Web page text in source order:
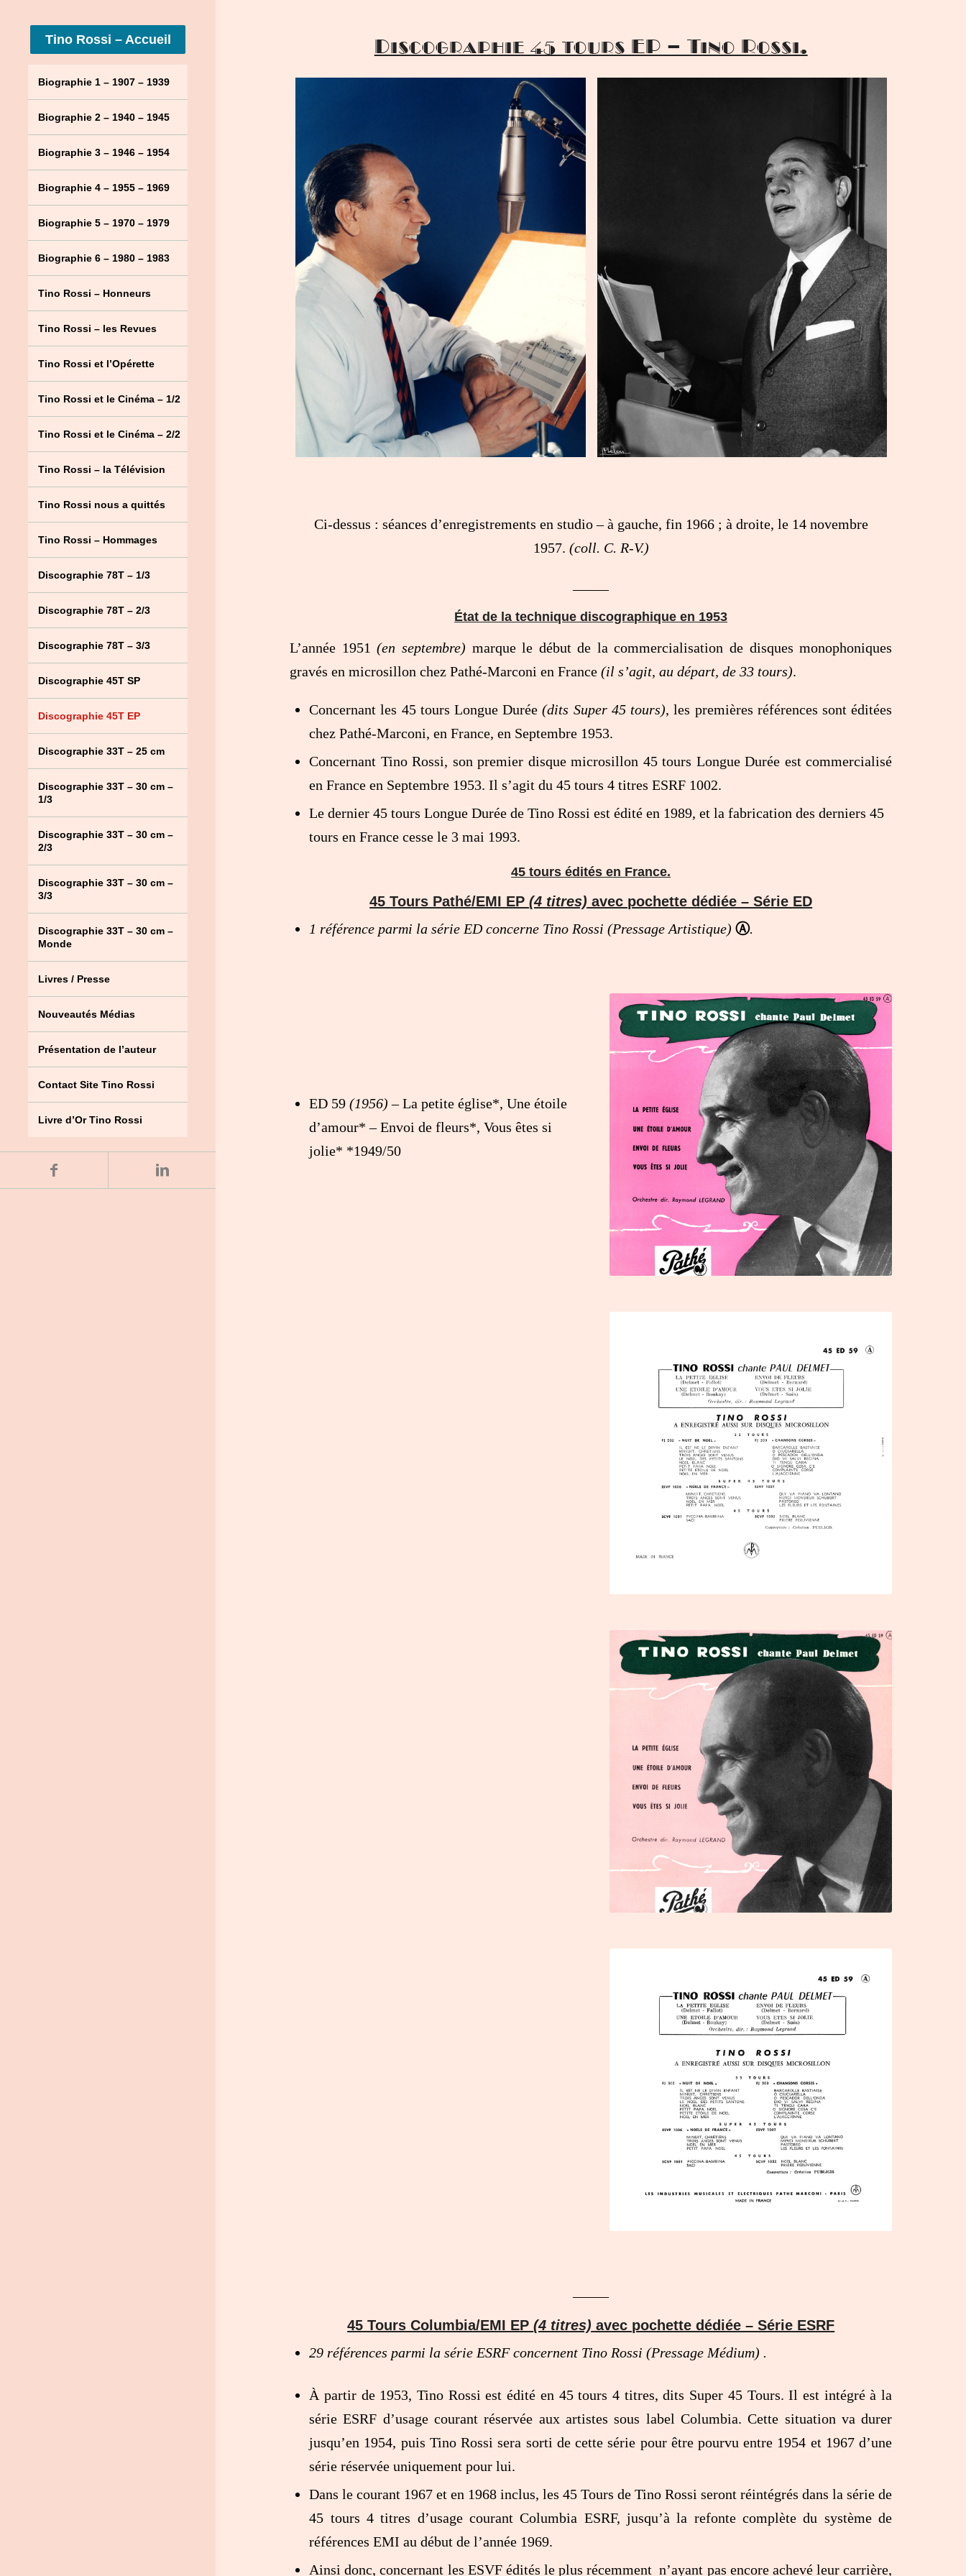
Tino Rossi – Accueil
Biographie 1 – 1907 – 1939
Biographie 2 – 1940 – 1945
Biographie 3 – 1946 – 1954
Biographie 4 – 1955 – 1969
Biographie 5 – 1970 – 1979
Biographie 6 – 1980 – 1983
Tino Rossi – Honneurs
Tino Rossi – les Revues
Tino Rossi et l’Opérette
Tino Rossi et le Cinéma – 1/2
Tino Rossi et le Cinéma – 2/2
Tino Rossi – la Télévision
Tino Rossi nous a quittés
Tino Rossi – Hommages
Discographie 78T – 1/3
Discographie 78T – 2/3
Discographie 78T – 3/3
Discographie 45T SP
Discographie 45T EP
Discographie 33T – 25 cm
Discographie 33T – 30 cm –
1/3
Discographie 33T – 30 cm –
2/3
Discographie 33T – 30 cm –
3/3
Discographie 33T – 30 cm –
Monde
Livres / Presse
Nouveautés Médias
Présentation de l’auteur
Contact Site Tino Rossi
Livre d’Or Tino Rossi
Discographie 45 tours EP – Tino Rossi.
Ci-dessus : séances d’enregistrements en studio – à gauche, fin 1966 ; à droite, le 14 novembre
1957. (coll. C. R-V.)
État de la technique discographique en 1953
L’année 1951(en septembre) marque le début de la commercialisation de disques monophoniques
gravés en microsillon chez Pathé-Marconi en France(il s’agit, au départ, de 33 tours).
Concernant les 45 tours Longue Durée(dits Super 45 tours), les premières références sont éditées
chez Pathé-Marconi, en France, en Septembre 1953.
Concernant Tino Rossi, son premier disque microsillon 45 tours Longue Durée est commercialisé
en France en Septembre 1953. Il s’agit du 45 tours 4 titres ESRF 1002.
Le dernier 45 tours Longue Durée de Tino Rossi est édité en 1989, et la fabrication des derniers 45
tours en France cesse le 3 mai 1993.
45 tours édités en France.
45 Tours Pathé/EMI EP(4 titres) avec pochette dédiée – Série ED
1 référence parmi la série ED concerne Tino Rossi (Pressage Artistique)Ⓐ.
ED 59(1956) – La petite église*, Une étoile
d’amour* – Envoi de fleurs*, Vous êtes si
jolie* *1949/50
45 Tours Columbia/EMI EP(4 titres) avec pochette dédiée – Série ESRF
29 références parmi la série ESRF concernent Tino Rossi (Pressage Médium) .
À partir de 1953, Tino Rossi est édité en 45 tours 4 titres, dits Super 45 Tours. Il est intégré à la
série ESRF d’usage courant réservée aux artistes sous label Columbia. Cette situation va durer
jusqu’en 1954, puis Tino Rossi sera sorti de cette série pour être pourvu entre 1954 et 1967 d’une
série réservée uniquement pour lui.
Dans le courant 1967 et en 1968 inclus, les 45 Tours de Tino Rossi seront réintégrés dans la série de
45 tours 4 titres d’usage courant Columbia ESRF, jusqu’à la refonte complète du système de
références EMI au début de l’année 1969.
Ainsi donc, concernant les ESVF édités le plus récemment n’ayant pas encore achevé leur carrière,